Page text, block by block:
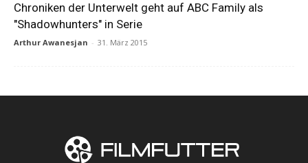
Chroniken der Unterwelt geht auf ABC Family als
"Shadowhunters" in Serie
Arthur Awanesjan - 31. März 2015